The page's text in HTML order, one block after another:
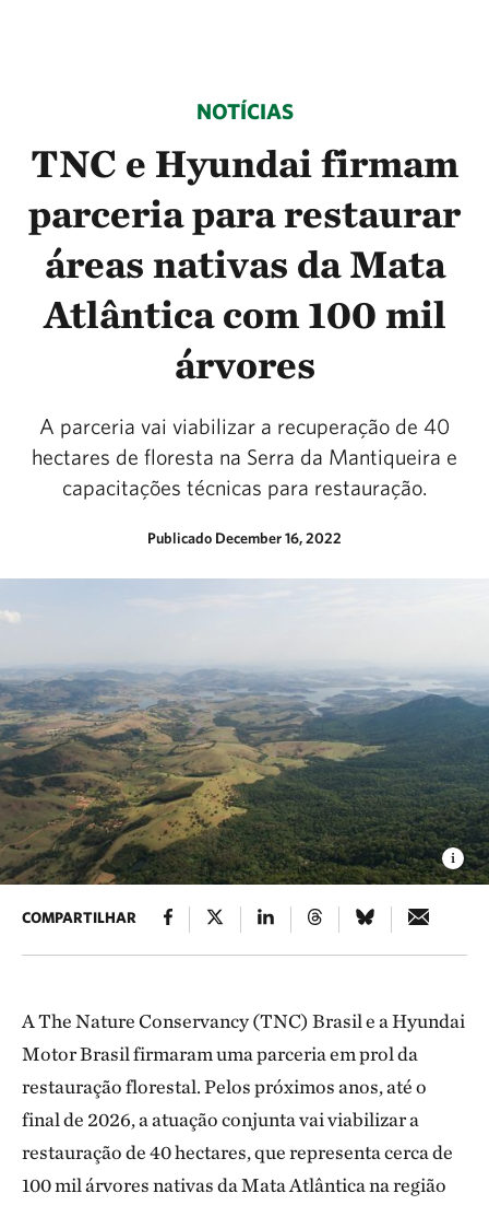
NOTÍCIAS
TNC e Hyundai firmam
parceria para restaurar
áreas nativas da Mata
Atlântica com 100 mil
árvores
A parceria vai viabilizar a recuperação de 40
hectares de floresta na Serra da Mantiqueira e
capacitações técnicas para restauração.
Publicado December 16, 2022
COMPARTILHAR
A The Nature Conservancy (TNC) Brasil e a Hyundai
Motor Brasil firmaram uma parceria em prol da
restauração florestal. Pelos próximos anos, até o
final de 2026, a atuação conjunta vai viabilizar a
restauração de 40 hectares, que representa cerca de
100 mil árvores nativas da Mata Atlântica na região